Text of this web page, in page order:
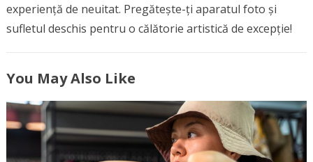
experiență de neuitat. Pregătește-ți aparatul foto și
sufletul deschis pentru o călătorie artistică de excepție!
You May Also Like